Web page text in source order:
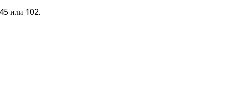
или 102.